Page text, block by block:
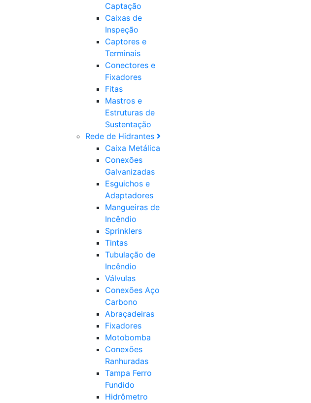
Captação
Caixas de
Inspeção
Captores e
Terminais
Conectores e
Fixadores
Fitas
Mastros e
Estruturas de
Sustentação
Rede de Hidrantes
Caixa Metálica
Conexões
Galvanizadas
Esguichos e
Adaptadores
Mangueiras de
Incêndio
Sprinklers
Tintas
Tubulação de
Incêndio
Válvulas
Conexões Aço
Carbono
Abraçadeiras
Fixadores
Motobomba
Conexões
Ranhuradas
Tampa Ferro
Fundido
Hidrômetro